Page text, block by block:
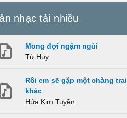
nhạc tải nhiều
Mong đợi ngậm ngùi
Từ Huy
Rồi em sẽ gặp một chàng trai
khác
Hứa Kim Tuyền